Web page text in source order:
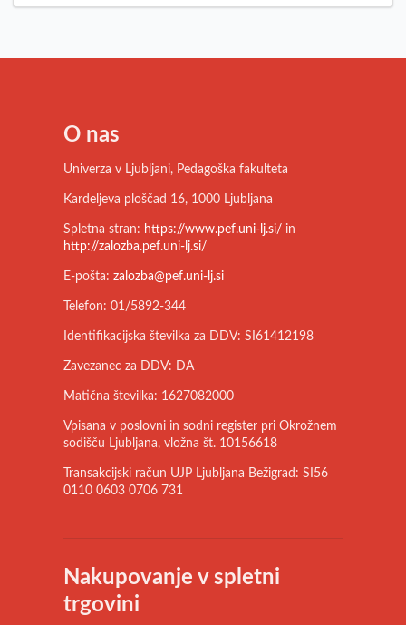
O nas
Univerza v Ljubljani, Pedagoška fakulteta
Kardeljeva ploščad 16, 1000 Ljubljana
Spletna stran: https://www.pef.uni-lj.si/ in
http://zalozba.pef.uni-lj.si/
E-pošta: zalozba@pef.uni-lj.si
Telefon: 01/5892-344
Identifikacijska številka za DDV: SI61412198
Zavezanec za DDV: DA
Matična številka: 1627082000
Vpisana v poslovni in sodni register pri Okrožnem
sodišču Ljubljana, vložna št. 10156618
Transakcijski račun UJP Ljubljana Bežigrad: SI56
0110 0603 0706 731
Nakupovanje v spletni
trgovini